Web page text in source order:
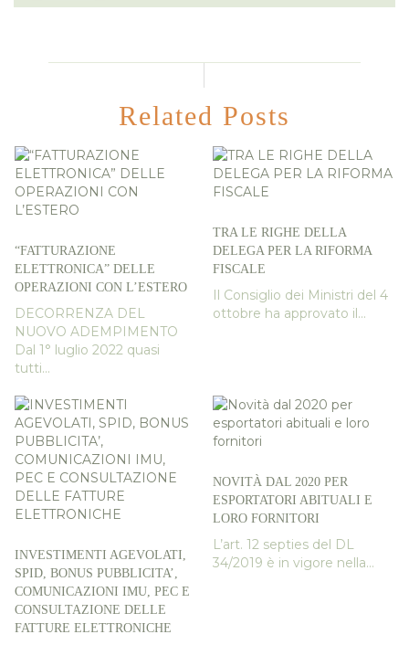
Related Posts
“FATTURAZIONE
ELETTRONICA” DELLE
OPERAZIONI CON L’ESTERO
DECORRENZA DEL
NUOVO ADEMPIMENTO
Dal 1° luglio 2022 quasi
tutti...
TRA LE RIGHE DELLA
DELEGA PER LA RIFORMA
FISCALE
Il Consiglio dei Ministri del 4
ottobre ha approvato il...
INVESTIMENTI AGEVOLATI,
SPID, BONUS PUBBLICITA’,
COMUNICAZIONI IMU, PEC E
CONSULTAZIONE DELLE
FATTURE ELETTRONICHE
NOVITÀ DAL 2020 PER
ESPORTATORI ABITUALI E
LORO FORNITORI
L’art. 12 septies del DL
34/2019 è in vigore nella...